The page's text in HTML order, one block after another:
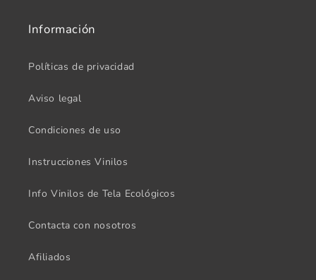
Información
Políticas de privacidad
Aviso legal
Condiciones de uso
Instrucciones Vinilos
Info Vinilos de Tela Ecológicos
Contacta con nosotros
Afiliados